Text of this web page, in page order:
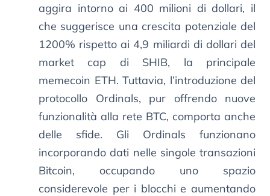
aggira intorno ai 400 milioni di dollari, il
che suggerisce una crescita potenziale del
1200% rispetto ai 4,9 miliardi di dollari del
market cap di SHIB, la principale
memecoin ETH. Tuttavia, l’introduzione del
protocollo Ordinals, pur offrendo nuove
funzionalità alla rete BTC, comporta anche
delle sfide. Gli Ordinals funzionano
incorporando dati nelle singole transazioni
Bitcoin, occupando uno spazio
considerevole per i blocchi e aumentando